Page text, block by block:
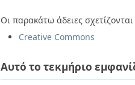
Οι παρακάτω άδειες
Creative Commons
Αυτό το τεκμήριο